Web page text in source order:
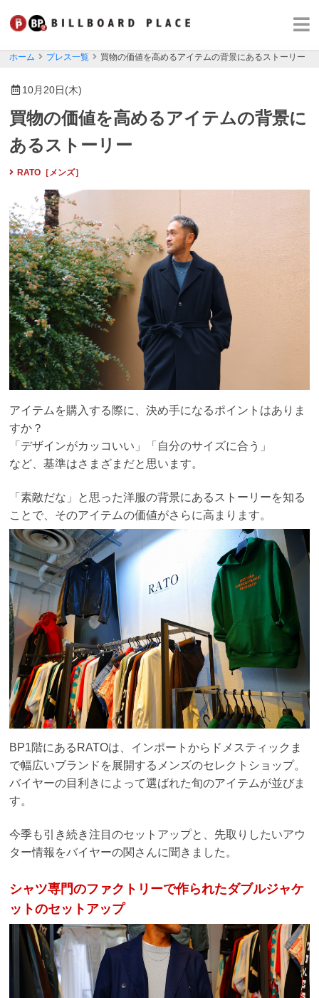
ホーム プレス一覧 買物の価値を高めるアイテムの背景にあるストーリー
10月20日(木)
買物の価値を高めるアイテムの背景に
あるストーリー
RATO［メンズ］
アイテムを購入する際に、決め手になるポイントはありま
すか？
「デザインがカッコいい」「自分のサイズに合う」
など、基準はさまざまだと思います。
「素敵だな」と思った洋服の背景にあるストーリーを知る
ことで 、そのアイテムの価値がさらに高まります。
BP1階にあるRATOは、インポートからドメスティックま
で幅広いブランドを展開するメンズのセレクトショップ。
バイヤーの目利きによって選ばれた旬のアイテムが並びま
す。
今季も引き続き注目のセットアップと、先取りしたいアウ
ター情報をバイヤーの関さんに聞きました。
シャツ専門のファクトリーで作られたダブルジャケ
ットのセットアップ